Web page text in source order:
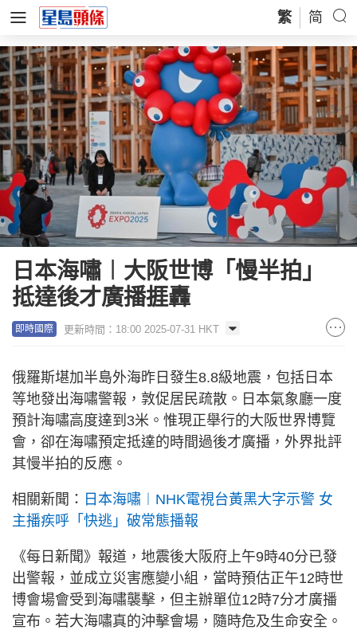
繁 简
日本海嘯︱大阪世博「慢半拍」
抵達後才廣播捱轟
即時國際 更新時間：18:00 2025-07-31 HKT
俄羅斯堪加半島外海昨日發生8.8級地震，包括日本
等地發出海嘯警報，敦促居民疏散。日本氣象廳一度
預計海嘯高度達到3米。惟現正舉行的大阪世界博覽
會，卻在海嘯預定抵達的時間過後才廣播，外界批評
其慢半拍的反應。
相關新聞： 日本海嘯︱NHK電視台黃黑大字示警 女
主播疾呼「快逃」破常態播報
《每日新聞》報道，地震後大阪府上午9時40分已發
出警報，並成立災害應變小組，當時預估正午12時世
博會場會受到海嘯襲擊，但主辦單位12時7分才廣播
宣布。若大海嘯真的沖擊會場，隨時危及生命安全。